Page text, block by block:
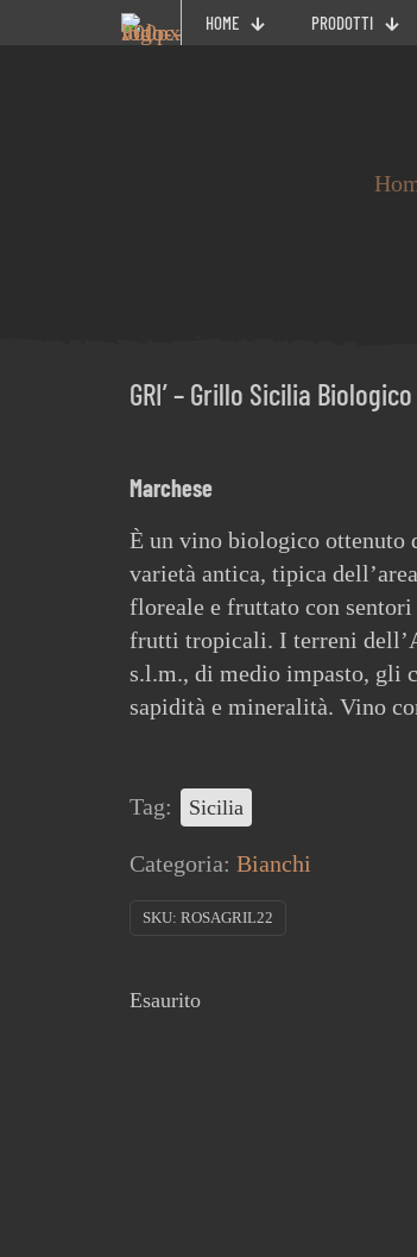
HOME PRODOTTI
GRI’ – Grillo Sicilia
Marchese
È un vino biologico ottenuto
varietà antica, tipica
floreale e fruttato con
frutti tropicali. I terreni
s.l.m., di medio impasto, gli
sapidità e mineralità. Vino
Tag: Sicilia
Categoria: Bianchi
SKU: ROSAGRIL22
Esaurito